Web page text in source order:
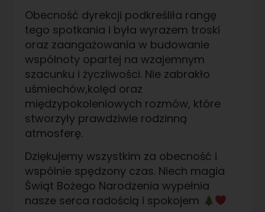
Obecność dyrekcji podkreśliła rangę
tego spotkania i była wyrazem troski
oraz zaangażowania w budowanie
wspólnoty opartej na wzajemnym
szacunku i życzliwości. Nie zabrakło
uśmiechów,kolęd oraz
międzypokoleniowych rozmów, które
stworzyły prawdziwie rodzinną
atmosferę.
Dziękujemy wszystkim za obecność i
wspólnie spędzony czas. Niech magia
Świąt Bożego Narodzenia wypełnia
nasze serca radością i spokojem